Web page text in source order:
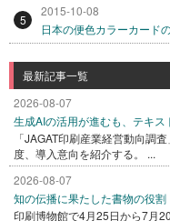
5
2015-10-08
日本の便色カラーカード
最新記事一覧
2026-08-07
生成AIの活用が進むも、テキ
「JAGAT印刷産業経営動向調
度、導入意向を紹介する。 ...
2026-08-07
知の伝播に果たした書物の役割
印刷博物館で4月25日から7月